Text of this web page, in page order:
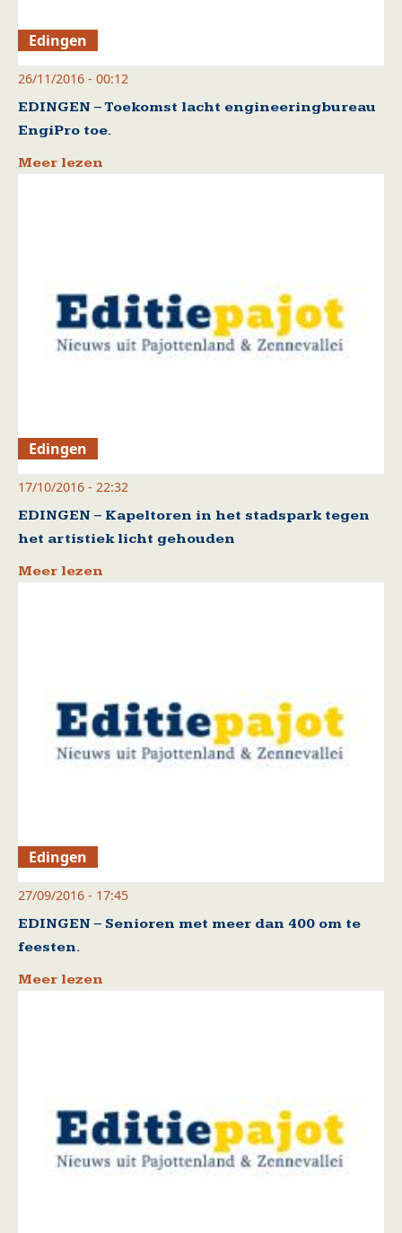
Edingen
26/11/2016 - 00:12
EDINGEN – Toekomst lacht engineeringbureau
EngiPro toe.
Meer lezen
Edingen
17/10/2016 - 22:32
EDINGEN – Kapeltoren in het stadspark tegen
het artistiek licht gehouden
Meer lezen
Edingen
27/09/2016 - 17:45
EDINGEN – Senioren met meer dan 400 om te
feesten.
Meer lezen